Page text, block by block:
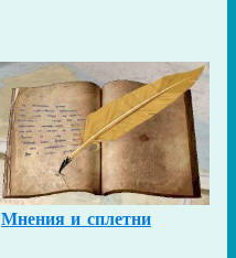
Мнения и сплетни